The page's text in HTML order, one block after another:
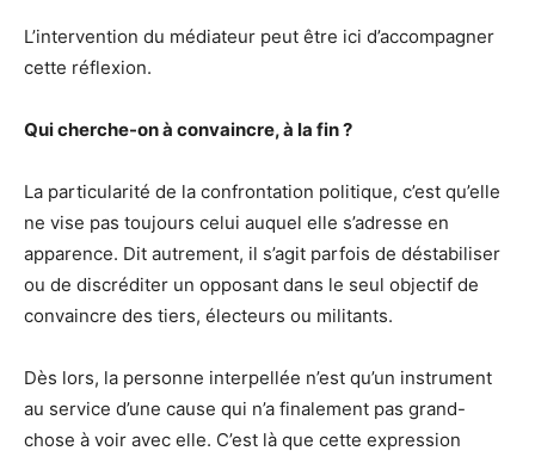
L’intervention du médiateur peut être ici d’accompagner
cette réflexion.
Qui cherche-on à convaincre, à la fin ?
La particularité de la confrontation politique, c’est qu’elle
ne vise pas toujours celui auquel elle s’adresse en
apparence. Dit autrement, il s’agit parfois de déstabiliser
ou de discréditer un opposant dans le seul objectif de
convaincre des tiers, électeurs ou militants.
Dès lors, la personne interpellée n’est qu’un instrument
au service d’une cause qui n’a finalement pas grand-
chose à voir avec elle. C’est là que cette expression